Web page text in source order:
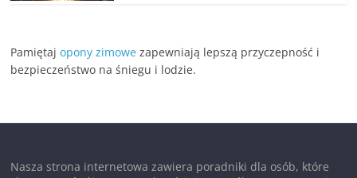
Pamiętajopony zimowe zapewniają lepszą przyczepność i
bezpieczeństwo na śniegu i lodzie.
Nasza strona internetowa zawiera poradniki dla osób, które